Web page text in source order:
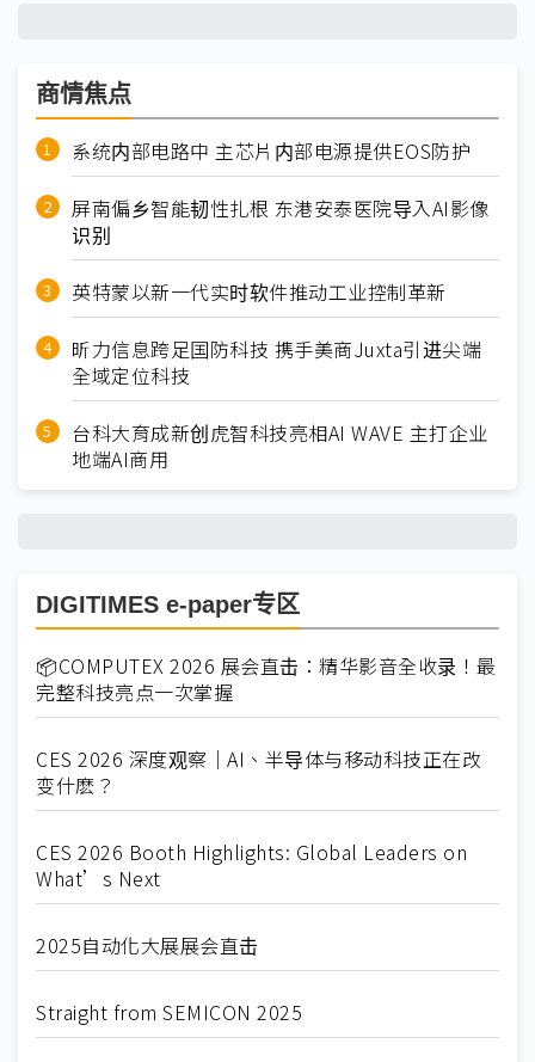
商情焦点
系统内部电路中 主芯片内部电源提供EOS防护
屏南偏乡智能韧性扎根 东港安泰医院导入AI影像
识别
英特蒙以新一代实时软件推动工业控制革新
昕力信息跨足国防科技 携手美商Juxta引进尖端
全域定位科技
台科大育成新创虎智科技亮相AI WAVE 主打企业
地端AI商用
DIGITIMES e-paper专区
📦COMPUTEX 2026 展会直击：精华影音全收录！最
完整科技亮点一次掌握
CES 2026 深度观察｜AI、半导体与移动科技正在改
变什麽？
CES 2026 Booth Highlights: Global Leaders on
What’s Next
2025自动化大展展会直击
Straight from SEMICON 2025